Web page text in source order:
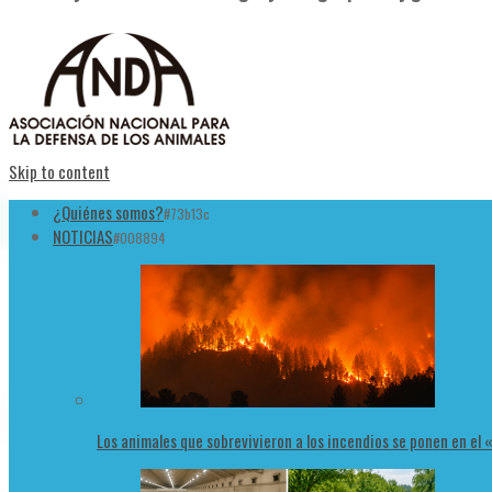
Skip to content
¿Quiénes somos?#73b13c
NOTICIAS#008894
Los animales que sobrevivieron a los incendios se ponen en